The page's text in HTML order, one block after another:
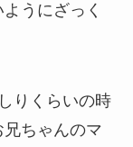
うにざっく
りくらいの時
ちゃんのマ